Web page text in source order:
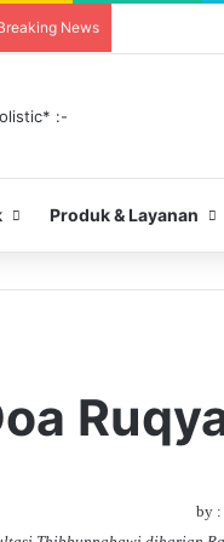
News
Produk & Layanan
by :